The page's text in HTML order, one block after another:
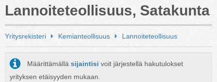
Lannoiteteollisuus, Satakunta
Yritysrekisteri Kemianteollisuus Lannoiteteollisuus
Määrittämällä sijaintisi voit järjestellä hakutulokset
yrityksen etäisyyden mukaan.